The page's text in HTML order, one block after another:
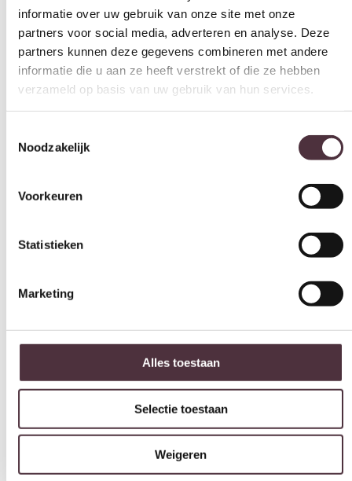
partners kunnen deze gegevens combineren met andere
informatie die u aan ze heeft verstrekt of die ze hebben
verzameld op basis van uw gebruik van hun services.
Toestemmingsselectie
Noodzakelijk
Voorkeuren
Selectie toestaan
Weigeren
Breedte (cm)
72 cm
Diepte (cm)
Hoogte (cm)
Zitdiepte (cm)
Zithoogte (cm)
Kleur
Merk
Gemonteerd geleverd
Geadviseerd onderhoudsmiddel
All in house Just enjoy 5 jaar vlek en constructie garantie
Categorie